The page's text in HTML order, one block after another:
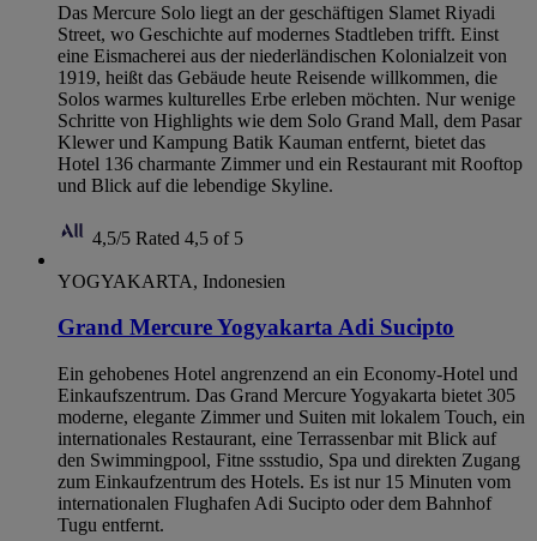
Das Mercure Solo liegt an der geschäftigen Slamet Riyadi
Street, wo Geschichte auf modernes Stadtleben trifft. Einst
eine Eismacherei aus der niederländischen Kolonialzeit von
1919, heißt das Gebäude heute Reisende willkommen, die
Solos warmes kulturelles Erbe erleben möchten. Nur wenige
Schritte von Highlights wie dem Solo Grand Mall, dem Pasar
Klewer und Kampung Batik Kauman entfernt, bietet das
Hotel 136 charmante Zimmer und ein Restaurant mit Rooftop
und Blick auf die lebendige Skyline.
4,5/5 Rated 4,5 of 5
YOGYAKARTA, Indonesien
Grand Mercure Yogyakarta Adi Sucipto
Ein gehobenes Hotel angrenzend an ein Economy-Hotel und
Einkaufszentrum. Das Grand Mercure Yogyakarta bietet 305
moderne, elegante Zimmer und Suiten mit lokalem Touch, ein
internationales Restaurant, eine Terrassenbar mit Blick auf
den Swimmingpool, Fitne ssstudio, Spa und direkten Zugang
zum Einkaufzentrum des Hotels. Es ist nur 15 Minuten vom
internationalen Flughafen Adi Sucipto oder dem Bahnhof
Tugu entfernt.